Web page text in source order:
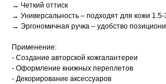
→ Четкий оттиск
→ Универсальность – подходят для кожи
→ Эргономичная ручка – удобство
Применение:
- Создание авторской кожгалантереи
- Оформление книжных переплетов
- Декорирование аксессуаров